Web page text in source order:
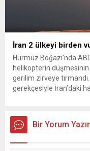
İran 2 ülkeyi birden
Hürmüz Boğazı’nda
helikopterin
gerilim zirveye
gerekçesiyle İran’daki
yeni bir ABD saldırısına
Bir Yorum